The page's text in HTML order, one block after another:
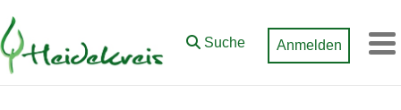
Zum Hauptinhalt springen
Suche
Anmelden